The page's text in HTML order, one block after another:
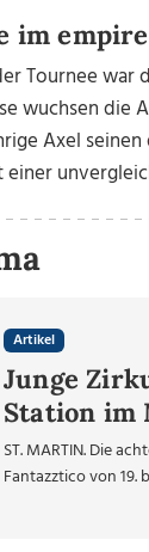
im empire
Tournee
wuchsen die
Axel
Artikel
Junge
Station im
ST. MARTIN. Die
Fantazztico von 19.